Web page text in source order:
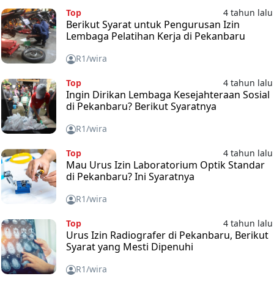
Top 4 tahun lalu
Berikut Syarat untuk Pengurusan Izin
Lembaga Pelatihan Kerja di Pekanbaru
R1/wira
Top 4 tahun lalu
Ingin Dirikan Lembaga Kesejahteraan Sosial
di Pekanbaru? Berikut Syaratnya
R1/wira
Top 4 tahun lalu
Mau Urus Izin Laboratorium Optik Standar
di Pekanbaru? Ini Syaratnya
R1/wira
Top 4 tahun lalu
Urus Izin Radiografer di Pekanbaru, Berikut
Syarat yang Mesti Dipenuhi
R1/wira